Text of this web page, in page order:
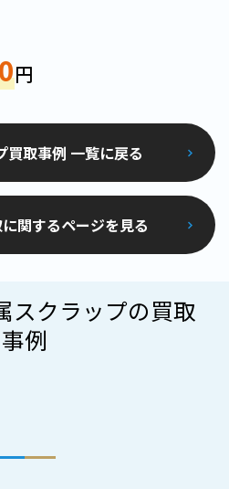
円
買取事例 一覧に戻る
関するページを見る
スクラップの買取
事例